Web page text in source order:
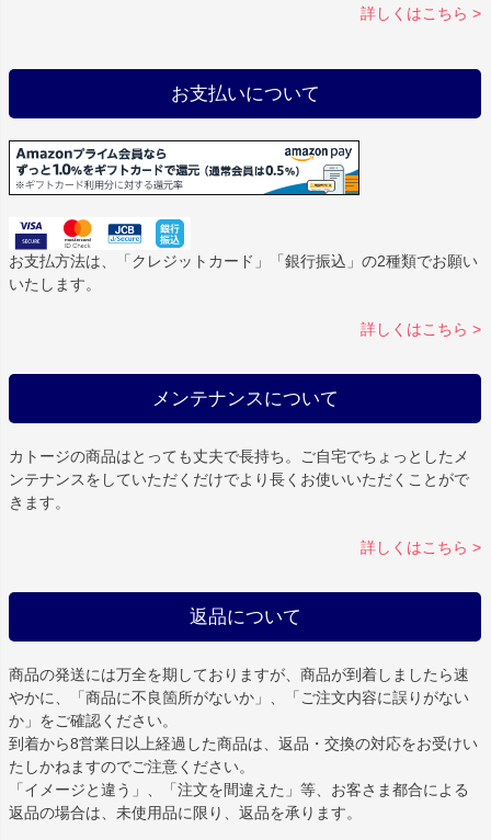
詳しくはこちら >
お支払いについて
お支払方法は、「クレジットカード」「銀行振込」の2種類でお願い
いたします。
詳しくはこちら >
メンテナンスについて
カトージの商品はとっても丈夫で長持ち。ご自宅でちょっとしたメ
ンテナンスをしていただくだけでより長くお使いいただくことがで
きます。
詳しくはこちら >
返品について
商品の発送には万全を期しておりますが、商品が到着しましたら速
やかに、「商品に不良箇所がないか」、「ご注文内容に誤りがない
か」をご確認ください。
到着から8営業日以上経過した商品は、返品・交換の対応をお受けい
たしかねますのでご注意ください。
「イメージと違う」、「注文を間違えた」等、お客さま都合による
返品の場合は、未使用品に限り、返品を承ります。